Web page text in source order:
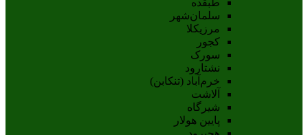
سلمان‌شهر
مرزیکلا
کجور
سورک
نشتارود
خرم‌آباد (تنکابن)
آلاشت
شیرگاه
پایین هولار